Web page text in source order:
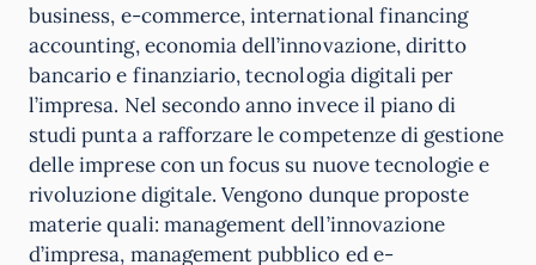
business, e-commerce, international financing
accounting, economia dell’innovazione, diritto
bancario e finanziario, tecnologia digitali per
l’impresa. Nel secondo anno invece il piano di
studi punta a rafforzare le competenze di gestione
delle imprese con un focus su nuove tecnologie e
rivoluzione digitale. Vengono dunque proposte
materie quali: management dell’innovazione
d’impresa, management pubblico ed e-